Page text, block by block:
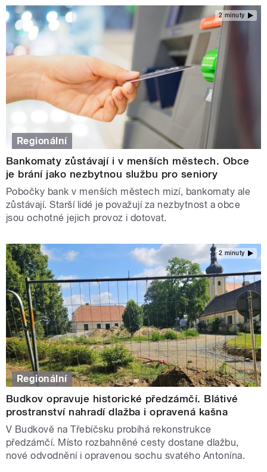
2 minuty
Regionální
Bankomaty zůstávají i v menších městech. Obce
je brání jako nezbytnou službu pro seniory
Pobočky bank v menších městech mizí, bankomaty ale
zůstávají. Starší lidé je považují za nezbytnost a obce
jsou ochotné jejich provoz i dotovat.
2 minuty
Regionální
Budkov opravuje historické předzámčí. Blátivé
prostranství nahradí dlažba i opravená kašna
V Budkově na Třebíčsku probíhá rekonstrukce
předzámčí. Místo rozbahněné cesty dostane dlažbu,
nové odvodnění i opravenou sochu svatého Antonína.